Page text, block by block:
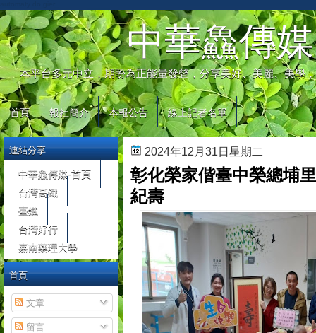
中華鱻傳媒
本平台多元中立，期盼為正能量發聲，分享美好、美麗、美學
首頁 報社簡介 本報公告 線上記者名單
2024年12月31日星期二
彰化榮家偕臺中榮總埔
紀壽
連結分享
中華鱻傳媒-首頁
台灣高鐵
臺鐵
台灣好行
嘉南藥理大學
首頁
文章
留言